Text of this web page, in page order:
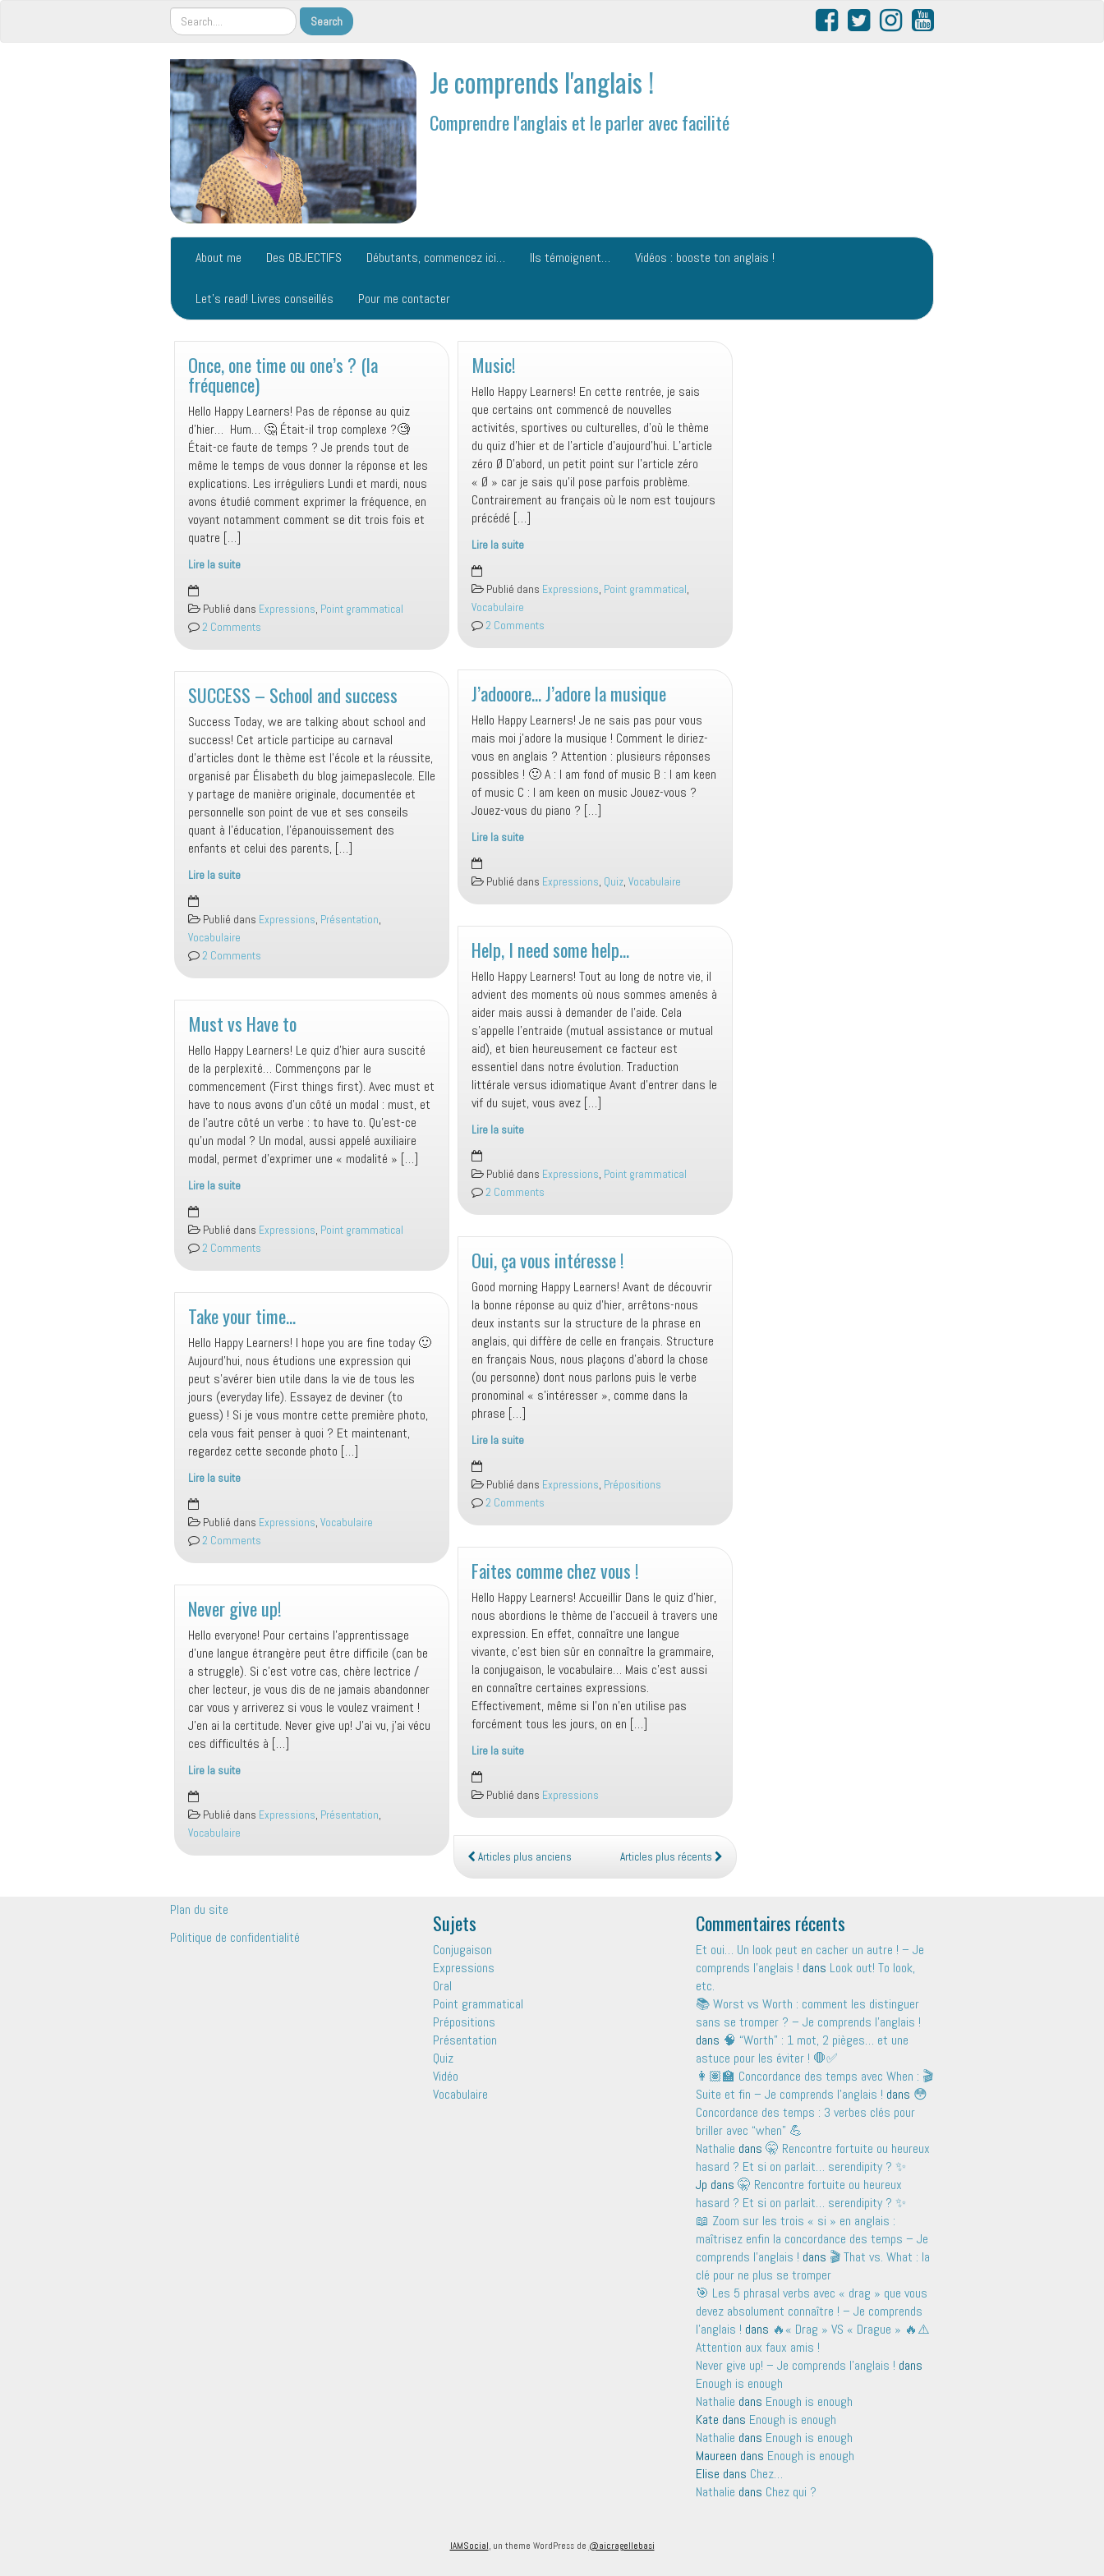
Je comprends l'anglais !
Comprendre l'anglais et le parler avec facilité
About me Des OBJECTIFS Débutants, commencez ici… Ils témoignent… Vidéos : booste ton anglais !
Let’s read! Livres conseillés Pour me contacter
Once, one time ou one’s ? (la
fréquence)
Hello Happy Learners! Pas de réponse au quiz
d’hier… Hum… 🤔 Était-il trop complexe ?🧐
Était-ce faute de temps ? Je prends tout de
même le temps de vous donner la réponse et les
explications. Les irréguliers Lundi et mardi, nous
avons étudié comment exprimer la fréquence, en
voyant notamment comment se dit trois fois et
quatre […]
Lire la suite
Once,
one
time
ou
one’s
?
(la
fréquence)
Publié dans Expressions, Point grammatical
2 Comments
SUCCESS – School and success
Success Today, we are talking about school and
success! Cet article participe au carnaval
d’articles dont le thème est l’école et la réussite,
organisé par Élisabeth du blog jaimepaslecole. Elle
y partage de manière originale, documentée et
personnelle son point de vue et ses conseils
quant à l’éducation, l’épanouissement des
enfants et celui des parents, […]
Lire la suite
SUCCESS
–
School
and
success
Publié dans Expressions, Présentation,
Vocabulaire
2 Comments
Must vs Have to
Hello Happy Learners! Le quiz d’hier aura suscité
de la perplexité… Commençons par le
commencement (First things first). Avec must et
have to nous avons d’un côté un modal : must, et
de l’autre côté un verbe : to have to. Qu’est-ce
qu’un modal ? Un modal, aussi appelé auxiliaire
modal, permet d’exprimer une « modalité » […]
Lire la suite
Must
vs
Have
to
Publié dans Expressions, Point grammatical
2 Comments
Take your time…
Hello Happy Learners! I hope you are fine today 🙂
Aujourd’hui, nous étudions une expression qui
peut s’avérer bien utile dans la vie de tous les
jours (everyday life). Essayez de deviner (to
guess) ! Si je vous montre cette première photo,
cela vous fait penser à quoi ? Et maintenant,
regardez cette seconde photo […]
Lire la suite
Take
your
time…Publié dans Expressions, Vocabulaire
2 Comments
Never give up!
Hello everyone! Pour certains l’apprentissage
d’une langue étrangère peut être difficile (can be
a struggle). Si c’est votre cas, chère lectrice /
cher lecteur, je vous dis de ne jamais abandonner
car vous y arriverez si vous le voulez vraiment !
J’en ai la certitude. Never give up! J’ai vu, j’ai vécu
ces difficultés à […]
Lire la suite
Never
give
up! Publié dans Expressions, Présentation,
Vocabulaire
Music!
Hello Happy Learners! En cette rentrée, je sais
que certains ont commencé de nouvelles
activités, sportives ou culturelles, d’où le thème
du quiz d’hier et de l’article d’aujourd’hui. L’article
zéro Ø D’abord, un petit point sur l’article zéro
« Ø » car je sais qu’il pose parfois problème.
Contrairement au français où le nom est toujours
précédé […]
Lire la suite
Music!
Publié dans Expressions, Point grammatical,
Vocabulaire
2 Comments
J’adooore… J’adore la musique
Hello Happy Learners! Je ne sais pas pour vous
mais moi j’adore la musique ! Comment le diriez-
vous en anglais ? Attention : plusieurs réponses
possibles ! 🙂 A : I am fond of music B : I am keen
of music C : I am keen on music Jouez-vous ?
Jouez-vous du piano ? […]
Lire la suite
J’adooore…
J’adore
la
musique
Publié dans Expressions, Quiz, Vocabulaire
Help, I need some help…
Hello Happy Learners! Tout au long de notre vie, il
advient des moments où nous sommes amenés à
aider mais aussi à demander de l’aide. Cela
s’appelle l’entraide (mutual assistance or mutual
aid), et bien heureusement ce facteur est
essentiel dans notre évolution. Traduction
littérale versus idiomatique Avant d’entrer dans le
vif du sujet, vous avez […]
Lire la suite
Help,
I
need
some
help…
Publié dans Expressions, Point grammatical
2 Comments
Oui, ça vous intéresse !
Good morning Happy Learners! Avant de découvrir
la bonne réponse au quiz d’hier, arrêtons-nous
deux instants sur la structure de la phrase en
anglais, qui diffère de celle en français. Structure
en français Nous, nous plaçons d’abord la chose
(ou personne) dont nous parlons puis le verbe
pronominal « s’intéresser », comme dans la
phrase […]
Lire la suite
Oui,
ça
vous
intéresse
!
Publié dans Expressions, Prépositions
2 Comments
Faites comme chez vous !
Hello Happy Learners! Accueillir Dans le quiz d’hier,
nous abordions le thème de l’accueil à travers une
expression. En effet, connaître une langue
vivante, c’est bien sûr en connaître la grammaire,
la conjugaison, le vocabulaire… Mais c’est aussi
en connaître certaines expressions.
Effectivement, même si l’on n’en utilise pas
forcément tous les jours, on en […]
Lire la suite
Faites
comme
chez
vous
!
Publié dans Expressions
Articles plus anciens Articles plus récents
Plan du site
Politique de confidentialité
Sujets
Conjugaison
Expressions
Oral
Point grammatical
Prépositions
Présentation
Quiz
Vidéo
Vocabulaire
Commentaires récents
Et oui… Un look peut en cacher un autre ! – Je
comprends l'anglais ! dans Look out! To look,
etc.
📚 Worst vs Worth : comment les distinguer
sans se tromper ? – Je comprends l'anglais !
dans 🧠 “Worth” : 1 mot, 2 pièges… et une
astuce pour les éviter ! 🛑✅
👩🏽‍🏫 Concordance des temps avec When : 🎬
Suite et fin – Je comprends l'anglais ! dans 😳
Concordance des temps : 3 verbes clés pour
briller avec “when” 💪
Nathalie dans 🤫 Rencontre fortuite ou heureux
hasard ? Et si on parlait… serendipity ? ✨
Jp dans 🤫 Rencontre fortuite ou heureux
hasard ? Et si on parlait… serendipity ? ✨
📖 Zoom sur les trois « si » en anglais :
maîtrisez enfin la concordance des temps – Je
comprends l'anglais ! dans 🎬 That vs. What : la
clé pour ne plus se tromper
🎯 Les 5 phrasal verbs avec « drag » que vous
devez absolument connaître ! – Je comprends
l'anglais ! dans 🔥« Drag » VS « Drague » 🔥⚠️
Attention aux faux amis !
Never give up! – Je comprends l'anglais ! dans
Enough is enough
Nathalie dans Enough is enough
Kate dans Enough is enough
Nathalie dans Enough is enough
Maureen dans Enough is enough
Elise dans Chez…
Nathalie dans Chez qui ?
IAMSocial, un theme WordPress de @aicragellebasi